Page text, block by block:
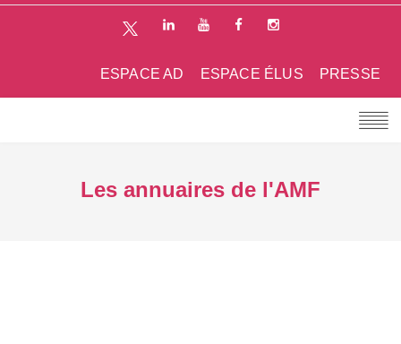
PRESSE
ESPACE ÉLUS
ESPACE AD
Les annuaires de l'AMF